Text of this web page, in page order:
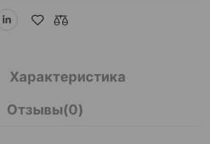
Характеристика
Отзывы(0)